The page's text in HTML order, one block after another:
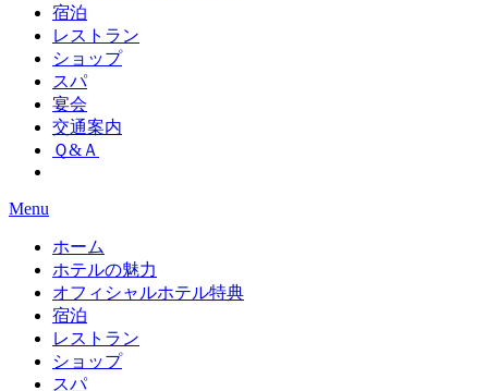
宿泊
レストラン
ショップ
スパ
宴会
交通案内
Ｑ&Ａ
Menu
ホーム
ホテルの魅力
オフィシャルホテル特典
宿泊
レストラン
ショップ
スパ